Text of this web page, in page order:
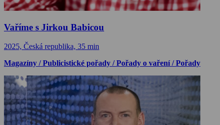
Vaříme s Jirkou Babicou
2025, Česká republika, 35 min
Magazíny / Publicistické pořady / Pořady o vaření / Pořady